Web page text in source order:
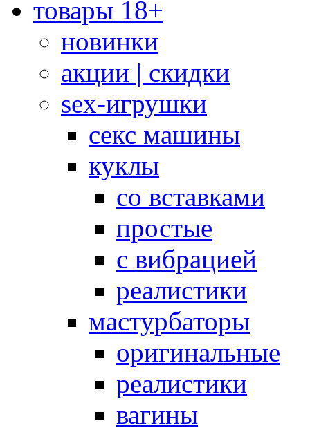
товары 18+
новинки
акции | скидки
sex-игрушки
секс машины
куклы
со вставками
простые
с вибрацией
реалистики
мастурбаторы
оригинальные
реалистики
вагины